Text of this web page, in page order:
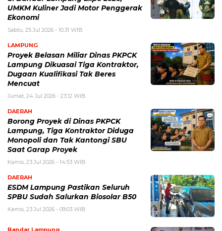
UMKM Kuliner Jadi Motor Penggerak
Ekonomi
Sabtu, 25 Jul 2026 - 10:31 WIB
LAMPUNG
Proyek Belasan Miliar Dinas PKPCK
Lampung Dikuasai Tiga Kontraktor,
Dugaan Kualifikasi Tak Beres
Mencuat
Jumat, 24 Jul 2026 - 23:12 WIB
DAERAH
Borong Proyek di Dinas PKPCK
Lampung, Tiga Kontraktor Diduga
Monopoli dan Tak Kantongi SBU
Saat Garap Proyek
Kamis, 23 Jul 2026 - 14:53 WIB
DAERAH
ESDM Lampung Pastikan Seluruh
SPBU Sudah Salurkan Biosolar B50
Kamis, 23 Jul 2026 - 09:03 WIB